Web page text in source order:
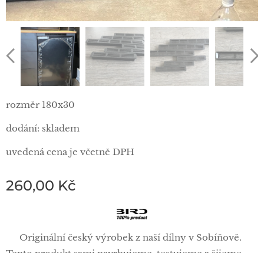
rozměr 180x30
dodání: skladem
uvedená cena je včetně DPH
260,00 Kč
🦅 Originální český výrobek z naší dílny v Sobíňově.